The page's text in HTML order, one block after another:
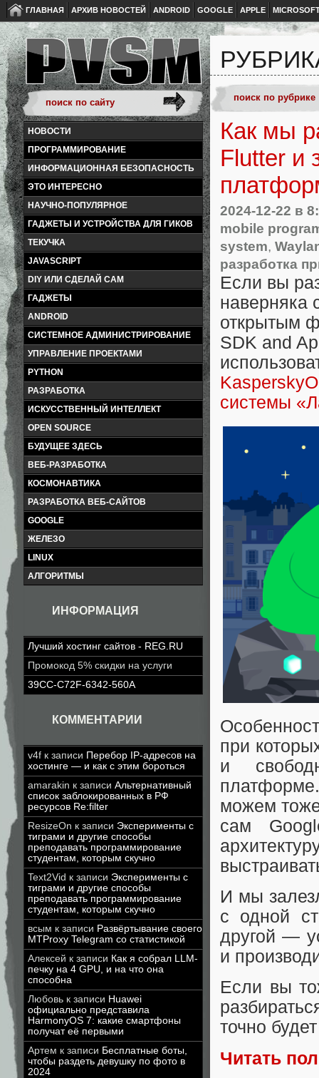
ГЛАВНАЯ АРХИВ НОВОСТЕЙ ANDROID GOOGLE APPLE
НОВОСТИ
ПРОГРАММИРОВАНИЕ
ИНФОРМАЦИОННАЯ БЕЗОПАСНОСТЬ
ЭТО ИНТЕРЕСНО
НАУЧНО-ПОПУЛЯРНОЕ
ГАДЖЕТЫ И УСТРОЙСТВА ДЛЯ ГИКОВ
ТЕКУЧКА
JAVASCRIPT
DIY ИЛИ СДЕЛАЙ САМ
ГАДЖЕТЫ
ANDROID
СИСТЕМНОЕ АДМИНИСТРИРОВАНИЕ
УПРАВЛЕНИЕ ПРОЕКТАМИ
PYTHON
РАЗРАБОТКА
ИСКУССТВЕННЫЙ ИНТЕЛЛЕКТ
OPEN SOURCE
БУДУЩЕЕ ЗДЕСЬ
ВЕБ-РАЗРАБОТКА
КОСМОНАВТИКА
РАЗРАБОТКА ВЕБ-САЙТОВ
GOOGLE
ЖЕЛЕЗО
LINUX
АЛГОРИТМЫ
ИНФОРМАЦИЯ
Лучший хостинг сайтов - REG.RU
Промокод 5% скидки на услуги
39CC-C72F-6342-560A
КОММЕНТАРИИ
v4f к записи Перебор IP-адресов на
хостинге — и как с этим бороться
amarakin к записи Альтернативный
список заблокированных в РФ
ресурсов Re:filter
ResizeOn к записи Эксперименты с
тиграми и другие способы
преподавать программирование
студентам, которым скучно
Text2Vid к записи Эксперименты с
тиграми и другие способы
преподавать программирование
студентам, которым скучно
всым к записи Развёртывание своего
MTProxy Telegram со статистикой
Алексей к записи Как я собрал LLM-
печку на 4 GPU, и на что она
способна
Любовь к записи Huawei
официально представила
HarmonyOS 7: какие смартфоны
получат её первыми
Артем к записи Бесплатные боты,
чтобы раздеть девушку по фото в
2024
Как мы
Flutter и
2024-12-22 в
mobile
system,
разработка
Если вы
наверняка
открытым
SDK and
системы
при
и
можем
сам
И мы
с одной
другой —
и
Если вы
точно
Читать